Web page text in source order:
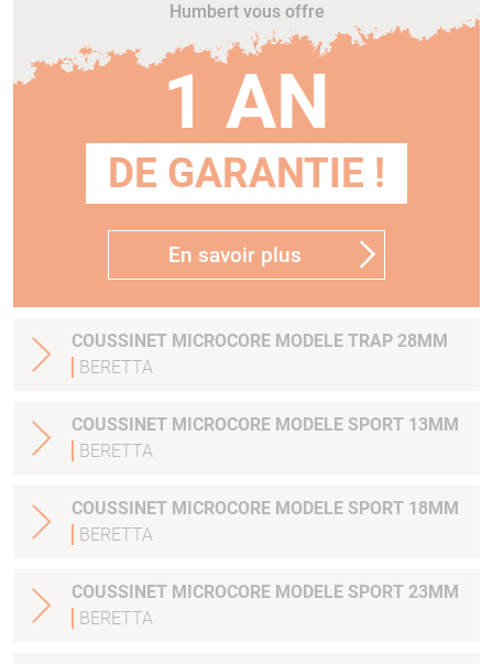
Humbert vous offre
1 AN
DE GARANTIE !
En savoir plus
COUSSINET MICROCORE MODELE TRAP 28MM
BERETTA
COUSSINET MICROCORE MODELE SPORT 13MM
BERETTA
COUSSINET MICROCORE MODELE SPORT 18MM
BERETTA
COUSSINET MICROCORE MODELE SPORT 23MM
BERETTA